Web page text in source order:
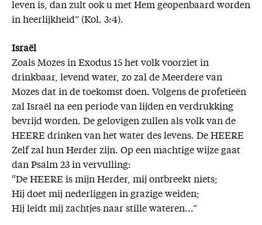
leven is, dan zult ook u met Hem geopenbaard worden
in heerlijkheid” (Kol. 3:4).
Israël
Zoals Mozes in Exodus 15 het volk voorziet in
drinkbaar, levend water, zo zal de Meerdere van
Mozes dat in de toekomst doen. Volgens de profetieën
zal Israël na een periode van lijden en verdrukking
bevrijd worden. De gelovigen zullen als volk van de
HEERE drinken van het water des levens. De HEERE
Zelf zal hun Herder zijn. Op een machtige wijze gaat
dan Psalm 23 in vervulling:
“De HEERE is mijn Herder, mij ontbreekt niets;
Hij doet mij nederliggen in grazige weiden;
Hij leidt mij zachtjes naar stille wateren...”